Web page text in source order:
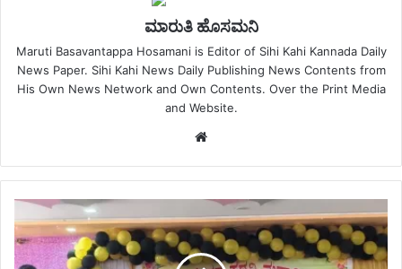
ಮಾರುತಿ ಹೊಸಮನಿ
Maruti Basavantappa Hosamani is Editor of Sihi Kahi Kannada Daily
News Paper. Sihi Kahi News Daily Publishing News Contents from
His Own News Network and Own Contents. Over the Print Media
and Website.
Website